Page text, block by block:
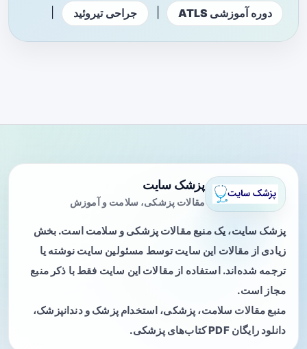
دوره آموزشی ATLS جراحی تیروئید
پزشک سایت
مقالات پزشکی، سلامت و آموزش
پزشک سایت، یک منبع مقالات پزشکی و سلامت است. بخش
زیادی از مقالات این سایت توسط مسئولین سایت نوشته یا
ترجمه شده‌اند. استفاده از مقالات این سایت فقط با ذکر منبع
مجاز است.
منبع مقالات سلامت، پزشکی، استخدام پزشک و دندانپزشک،
دانلود رایگان PDF کتاب‌های پزشکی.